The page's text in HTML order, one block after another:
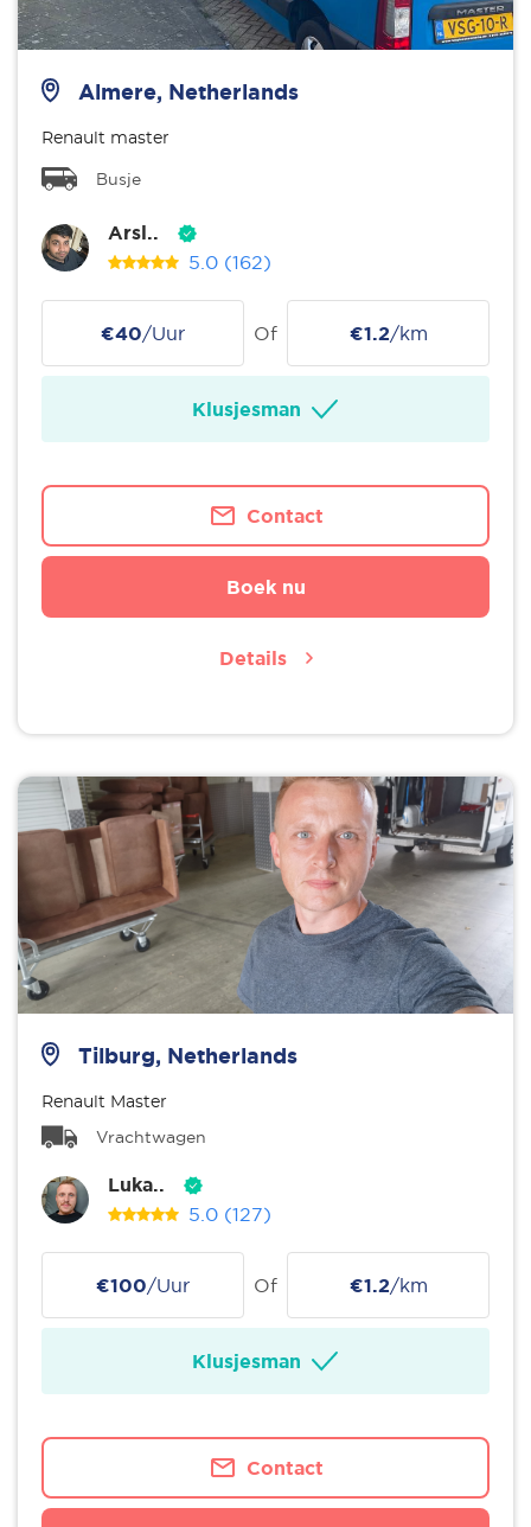
Almere, Netherlands
Renault master
Busje
Arsl..
5.0 (162)
€40/Uur Of €1.2/km
Klusjesman
Contact
Boek nu
Details
Tilburg, Netherlands
Renault Master
Vrachtwagen
Luka..
5.0 (127)
€100/Uur Of €1.2/km
Klusjesman
Contact